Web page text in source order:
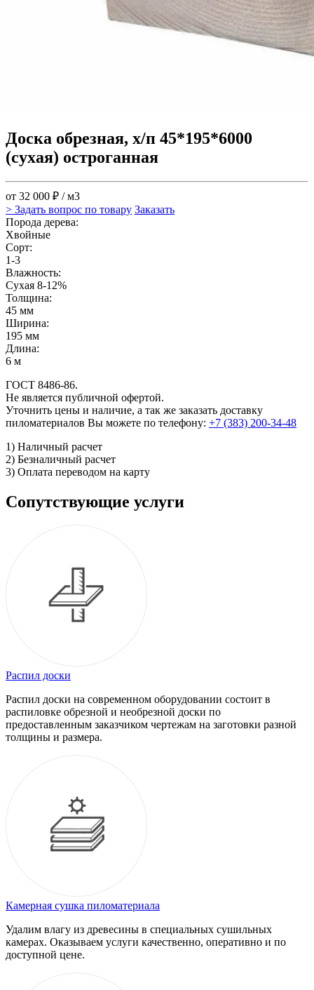
Доска обрезная, х/п 45*195*6000
(сухая) остроганная
от 32 000 ₽ / м3
> Задать вопрос по товару Заказать
Порода дерева:
Хвойные
Сорт:
1-3
Влажность:
Сухая 8-12%
Толщина:
45 мм
Ширина:
195 мм
Длина:
6 м
ГОСТ 8486-86.
Не является публичной офертой.
Уточнить цены и наличие, а так же заказать доставку
пиломатериалов Вы можете по телефону: +7 (383) 200-34-48
1) Наличный расчет
2) Безналичный расчет
3) Оплата переводом на карту
Сопутствующие услуги
Распил доски
Распил доски на современном оборудовании состоит в
распиловке обрезной и необрезной доски по
предоставленным заказчиком чертежам на заготовки разной
толщины и размера.
Камерная сушка пиломатериала
Удалим влагу из древесины в специальных сушильных
камерах. Оказываем услуги качественно, оперативно и по
доступной цене.